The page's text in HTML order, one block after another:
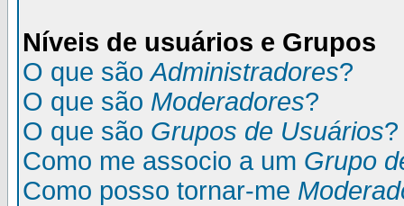
Níveis de usuários e Grupos
O que sãoAdministradores?
O que são Moderadores?
O que são Grupos de Usuários?
Como me associo a um Grupo
Como posso tornar-me